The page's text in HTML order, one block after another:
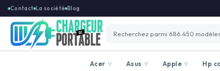
Contact La société Blog
Acer ▽ Asus ▽ Apple ▽ Hp